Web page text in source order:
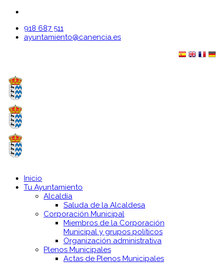
918 687 511
ayuntamiento@canencia.es
Inicio
Tu Ayuntamiento
Alcaldía
Saluda de la Alcaldesa
Corporación Municipal
Miembros de la Corporación
Municipal y grupos políticos
Organización administrativa
Plenos Municipales
Actas de Plenos Municipales